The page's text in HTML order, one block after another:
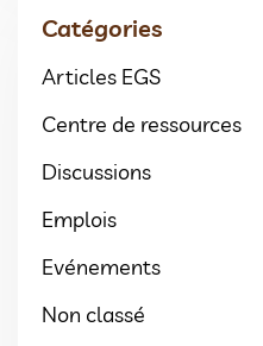
Catégories
Articles EGS
Centre de ressources
Discussions
Emplois
Evénements
Non classé